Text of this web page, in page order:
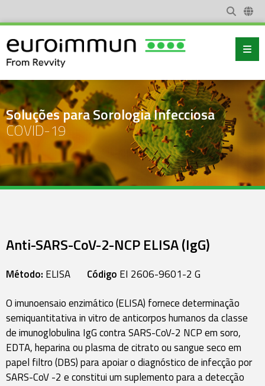
Soluções para Sorologia Infecciosa
COVID-19
Anti-SARS-CoV-2-NCP ELISA (IgG)
Método: ELISA Código EI 2606-9601-2 G
O imunoensaio enzimático (ELISA) fornece determinação
semiquantitativa in vitro de anticorpos humanos da classe
de imunoglobulina IgG contra SARS-CoV-2 NCP em soro,
EDTA, heparina ou plasma de citrato ou sangue seco em
papel filtro (DBS) para apoiar o diagnóstico de infecção por
SARS-CoV -2 e constitui um suplemento para a detecção